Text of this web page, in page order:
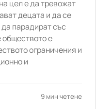
цел е да тревожат
децата и да се
парадират със
обществото е
ограничения и
и
9 мин четене